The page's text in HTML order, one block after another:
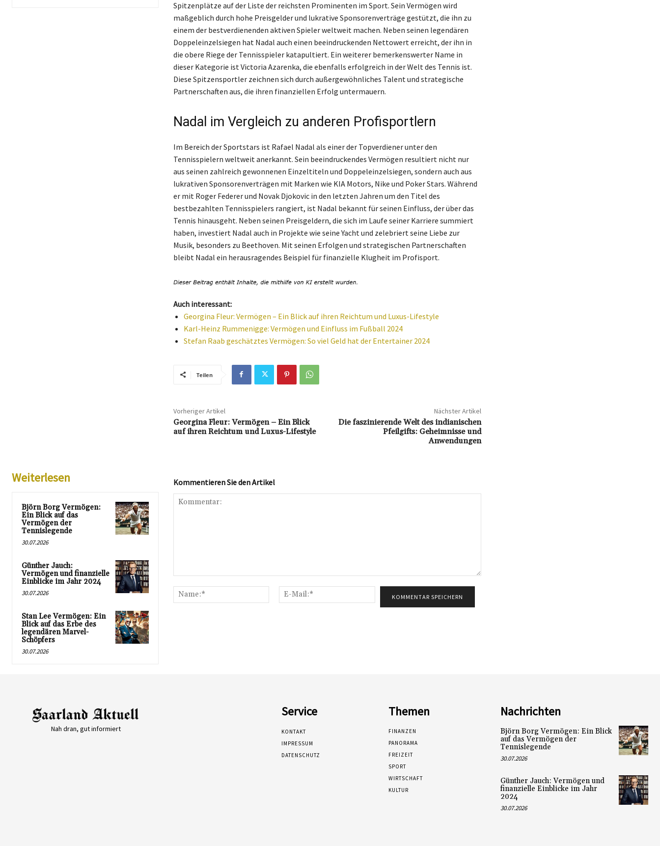
Spitzenplätze auf der Liste der reichsten Prominenten im Sport. Sein Vermögen wird
maßgeblich durch hohe Preisgelder und lukrative Sponsorenverträge gestützt, die ihn zu
einem der bestverdienenden aktiven Spieler weltweit machen. Neben seinen legendären
Doppeleinzelsiegen hat Nadal auch einen beeindruckenden Nettowert erreicht, der ihn in
die obere Riege der Tennisspieler katapultiert. Ein weiterer bemerkenswerter Name in
dieser Kategorie ist Victoria Azarenka, die ebenfalls erfolgreich in der Welt des Tennis ist.
Diese Spitzensportler zeichnen sich durch außergewöhnliches Talent und strategische
Partnerschaften aus, die ihren finanziellen Erfolg untermauern.
Nadal im Vergleich zu anderen Profisportlern
Im Bereich der Sportstars ist Rafael Nadal als einer der Topverdiener unter den
Tennisspielern weltweit anerkannt. Sein beeindruckendes Vermögen resultiert nicht nur
aus seinen zahlreich gewonnenen Einzeltiteln und Doppeleinzelsiegen, sondern auch aus
lukrativen Sponsorenverträgen mit Marken wie KIA Motors, Nike und Poker Stars. Während
er mit Roger Federer und Novak Djokovic in den letzten Jahren um den Titel des
bestbezahlten Tennisspielers rangiert, ist Nadal bekannt für seinen Einfluss, der über das
Tennis hinausgeht. Neben seinen Preisgeldern, die sich im Laufe seiner Karriere summiert
haben, investiert Nadal auch in Projekte wie seine Yacht und zelebriert seine Liebe zur
Musik, besonders zu Beethoven. Mit seinen Erfolgen und strategischen Partnerschaften
bleibt Nadal ein herausragendes Beispiel für finanzielle Klugheit im Profisport.
Auch interessant:
Georgina Fleur: Vermögen – Ein Blick auf ihren Reichtum und Luxus-Lifestyle
Karl-Heinz Rummenigge: Vermögen und Einfluss im Fußball 2024
Stefan Raab geschätztes Vermögen: So viel Geld hat der Entertainer 2024
Teilen
Vorheriger Artikel
Georgina Fleur: Vermögen – Ein Blick
auf ihren Reichtum und Luxus-Lifestyle
Nächster Artikel
Die faszinierende Welt des indianischen
Pfeilgifts: Geheimnisse und
Anwendungen
Weiterlesen
Björn Borg Vermögen:
Ein Blick auf das
Vermögen der
Tennislegende
30.07.2026
Günther Jauch:
Vermögen und finanzielle
Einblicke im Jahr 2024
30.07.2026
Stan Lee Vermögen: Ein
Blick auf das Erbe des
legendären Marvel-
Schöpfers
30.07.2026
Kommentieren Sie den Artikel
Name:*
Mail:*
Nah dran, gut informiert
Service
KONTAKT
IMPRESSUM
DATENSCHUTZ
Themen
FINANZEN
PANORAMA
FREIZEIT
SPORT
WIRTSCHAFT
KULTUR
Nachrichten
Björn Borg Vermögen: Ein Blick
auf das Vermögen der
Tennislegende
30.07.2026
Günther Jauch: Vermögen und
finanzielle Einblicke im Jahr
2024
30.07.2026